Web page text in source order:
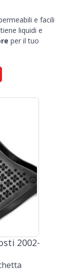
e facili
liquidi e
per il tuo
2002-